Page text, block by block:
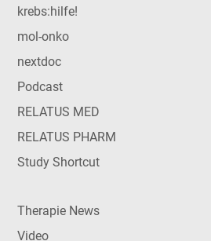
krebs:hilfe!
mol-onko
nextdoc
Podcast
RELATUS MED
RELATUS PHARM
Study Shortcut
Therapie News
Video